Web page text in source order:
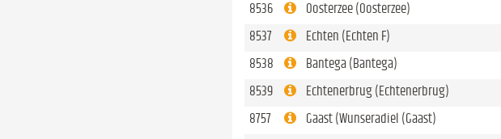
8536
Oosterzee (Oosterzee)
8537
Echten (Echten F)
8538
Bantega (Bantega)
8539
Echtenerbrug (Echtenerbrug)
8757
Gaast (Wunseradiel (Gaast)